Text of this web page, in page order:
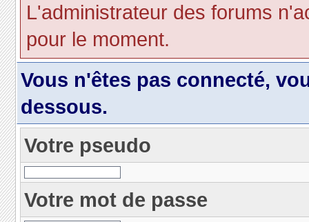
L'administrateur des forums
pour le moment.
Vous n'êtes pas connecté,
dessous.
Votre pseudo
Votre mot de passe